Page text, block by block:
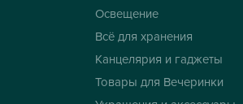
Освещение
Всё для хранения
Канцелярия и гаджеты
Товары для Вечеринки